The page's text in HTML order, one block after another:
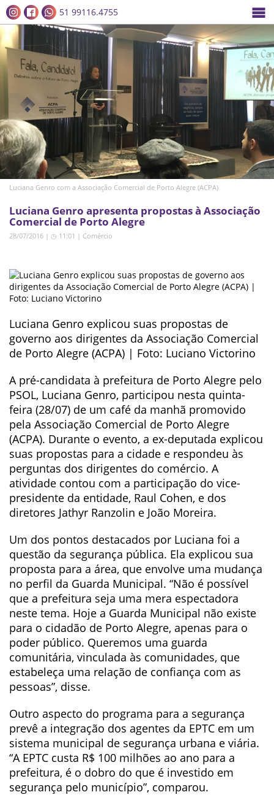
51 99116.4755
Luciana Genro com a Associação Comercial de Porto Alegre (ACPA)
Luciana Genro apresenta propostas à Associação
Comercial de Porto Alegre
28/07/2016 | ◷ 11:01 | Comércio
Luciana Genro explicou suas propostas de
governo aos dirigentes da Associação Comercial
de Porto Alegre (ACPA) | Foto: Luciano Victorino
A pré-candidata à prefeitura de Porto Alegre pelo
PSOL, Luciana Genro, participou nesta quinta-
feira (28/07) de um café da manhã promovido
pela Associação Comercial de Porto Alegre
(ACPA). Durante o evento, a ex-deputada explicou
suas propostas para a cidade e respondeu às
perguntas dos dirigentes do comércio. A
atividade contou com a participação do vice-
presidente da entidade, Raul Cohen, e dos
diretores Jathyr Ranzolin e João Moreira.
Um dos pontos destacados por Luciana foi a
questão da segurança pública. Ela explicou sua
proposta para a área, que envolve uma mudança
no perfil da Guarda Municipal. “Não é possível
que a prefeitura seja uma mera espectadora
neste tema. Hoje a Guarda Municipal não existe
para o cidadão de Porto Alegre, apenas para o
poder público. Queremos uma guarda
comunitária, vinculada às comunidades, que
estabeleça uma relação de confiança com as
pessoas”, disse.
Outro aspecto do programa para a segurança
prevê a integração dos agentes da EPTC em um
sistema municipal de segurança urbana e viária.
“A EPTC custa R$ 100 milhões ao ano para a
prefeitura, é o dobro do que é investido em
segurança pelo município”, comparou.